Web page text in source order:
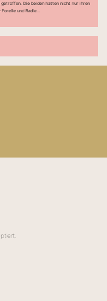
Die beiden hatten nicht nur ihren
und Radle...